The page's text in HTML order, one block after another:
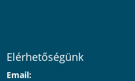
Elérhetőségünk
Email: